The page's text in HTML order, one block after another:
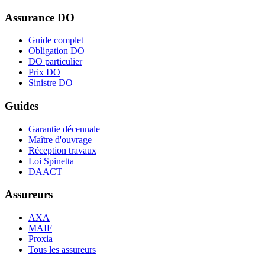
Assurance DO
Guide complet
Obligation DO
DO particulier
Prix DO
Sinistre DO
Guides
Garantie décennale
Maître d'ouvrage
Réception travaux
Loi Spinetta
DAACT
Assureurs
AXA
MAIF
Proxia
Tous les assureurs